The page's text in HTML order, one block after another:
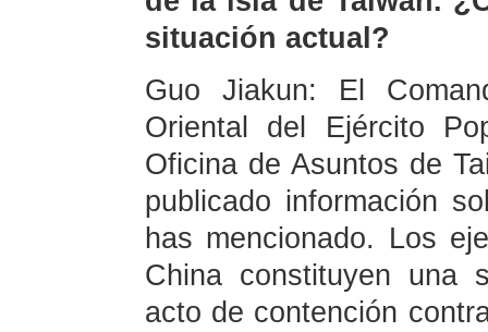
situación actual?
Guo Jiakun: El
Oriental del Ejército
Oficina de Asuntos de
publicado información
has mencionado. Los
China constituyen una
acto de contención